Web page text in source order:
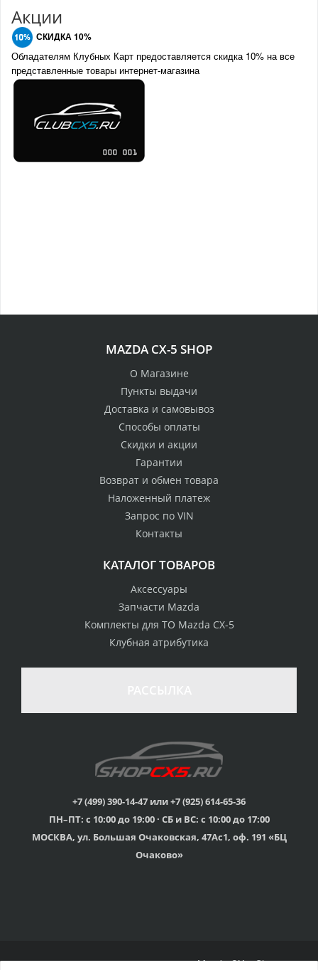
стоимости
товаром
Гарантия качества
Вы можете выбрать
наиболее удобный
для Вас
Профессиональная
консультация
мы знаем о Mazda CX-
Скидки
членам клуба и
обладателям клубных
Оперативная доставка
Акции
СКИДКА 10%
Обладателям Клубных Карт предоставляется скидка 10% на все
представленные товары интернет-магазина
MAZDA CX-5 SHOP
О Магазине
Пункты выдачи
Доставка и самовывоз
Способы оплаты
Скидки и акции
Гарантии
Возврат и обмен товара
Наложенный платеж
Запрос по VIN
Контакты
КАТАЛОГ ТОВАРОВ
Аксессуары
Запчасти Mazda
Комплекты для ТО Mazda CX-5
Клубная атрибутика
+7 (499) 390-14-47 или +7 (925) 614-65-36
ПН–ПТ: с 10:00 до 19:00 · СБ и ВС: с 10:00 до 17:00
МОСКВА, ул. Большая Очаковская, 47Ас1, оф. 191 «БЦ
Очаково»
© 2015г-2025г., Клубный магазин Mazda CX-5 Shop